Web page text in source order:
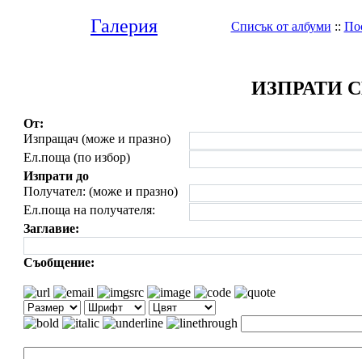
Галерия Списък от албуми ::
ИЗПРАТИ
От:
Изпращач (може и празно)
Ел.поща (по избор)
Изпрати до
Получател: (може и празно)
Ел.поща на получателя:
Заглавие:
Съобщение: